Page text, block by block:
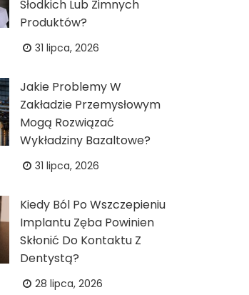
Słodkich Lub Zimnych
Produktów?
31 lipca, 2026
Jakie Problemy W
Zakładzie Przemysłowym
Mogą Rozwiązać
Wykładziny Bazaltowe?
31 lipca, 2026
Kiedy Ból Po Wszczepieniu
Implantu Zęba Powinien
Skłonić Do Kontaktu Z
Dentystą?
28 lipca, 2026